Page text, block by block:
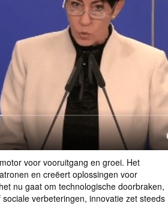
voor vooruitgang en groei. Het
en creëert oplossingen voor
nu gaat om technologische doorbraken,
verbeteringen, innovatie zet steeds